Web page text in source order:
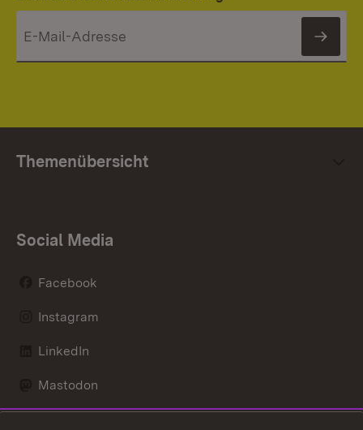
Themenübersicht
Social Media
Facebook
Instagram
LinkedIn
Mastodon